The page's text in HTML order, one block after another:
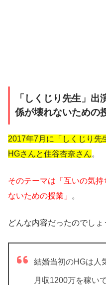
「しくじり先生」
係が壊れないための
2017年7月に「しくじり先
HGさんと住谷杏奈さん。
そのテーマは「互いの気
ないための授業」
。
どんな内容だったのでしょ
結婚当初のHGは人
月収1200万を稼い